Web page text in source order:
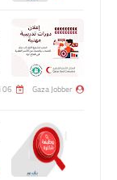
Gaza Jobber 06 نوفمبر 2025